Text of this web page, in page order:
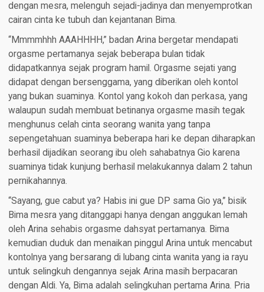
dengan mesra, melenguh sejadi-jadinya dan menyemprotkan
cairan cinta ke tubuh dan kejantanan Bima.
“Mmmmhhh AAAHHHH,” badan Arina bergetar mendapati
orgasme pertamanya sejak beberapa bulan tidak
didapatkannya sejak program hamil. Orgasme sejati yang
didapat dengan bersenggama, yang diberikan oleh kontol
yang bukan suaminya. Kontol yang kokoh dan perkasa, yang
walaupun sudah membuat betinanya orgasme masih tegak
menghunus celah cinta seorang wanita yang tanpa
sepengetahuan suaminya beberapa hari ke depan diharapkan
berhasil dijadikan seorang ibu oleh sahabatnya Gio karena
suaminya tidak kunjung berhasil melakukannya dalam 2 tahun
pernikahannya.
“Sayang, gue cabut ya? Habis ini gue DP sama Gio ya,” bisik
Bima mesra yang ditanggapi hanya dengan anggukan lemah
oleh Arina sehabis orgasme dahsyat pertamanya. Bima
kemudian duduk dan menaikan pinggul Arina untuk mencabut
kontolnya yang bersarang di lubang cinta wanita yang ia rayu
untuk selingkuh dengannya sejak Arina masih berpacaran
dengan Aldi. Ya, Bima adalah selingkuhan pertama Arina. Pria